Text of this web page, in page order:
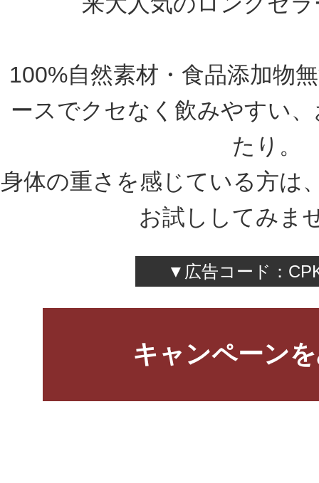
100%自然素材・食品添加物
ースでクセなく飲みやすい
たり。
身体の重さを感じている方は
お試ししてみま
▼広告コード：
キャンペーン